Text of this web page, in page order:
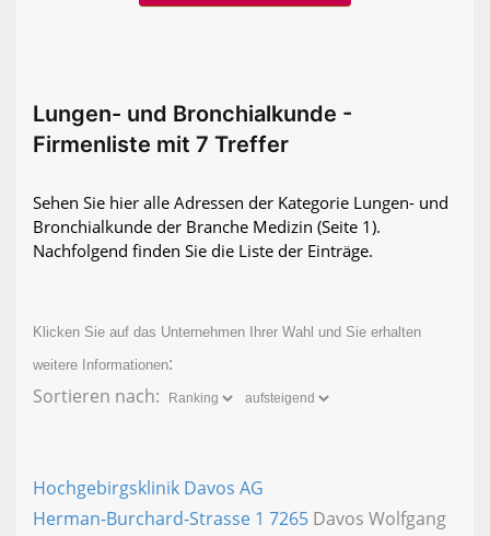
Lungen- und Bronchialkunde -
Firmenliste mit 7 Treffer
Sehen Sie hier alle Adressen der Kategorie Lungen- und
Bronchialkunde der Branche Medizin (Seite 1).
Nachfolgend finden Sie die Liste der Einträge.
Klicken Sie auf das Unternehmen Ihrer Wahl und Sie erhalten
weitere Informationen:
Sortieren nach:
Hochgebirgsklinik Davos AG
Herman-Burchard-Strasse 1 7265 Davos Wolfgang